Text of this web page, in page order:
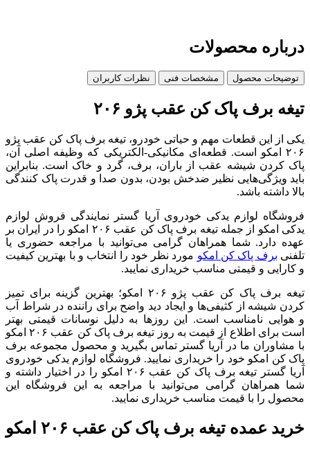
درباره محصولات
توضیحات محصول مشخصات فنی نظرات کاربران
تیغه برف پاک کن عقب پژو ۲۰۶
یکی از این قطعات مهم و حیاتی خودرو، تیغه برف پاک کن عقب پژو
۲۰۶ امکو است. قطعه‌­ای مکانیکی-الکتریکی که وظیفه اصلی آن،
پاک کردن شیشه­ عقب از باران، برف، گرد و خاک است. بنابراین
باید ویژگی‌هایی نظیر ضدخش بودن، بدون صدا و قدرت پاک کنندگی
بالا داشته باشد.
فروشگاه لوازم یدکی خودروی آریا گستر نمایندگی فروش لوازم
یدکی امکو از جمله تیغه برف پاک کن عقب ۲۰۶ امکو را در ایران بر
عهده دارد. شما همراهان گرامی می‌توانید با مراجعه حضوری یا
تلفنی برف پاک کن امکو مورد نظر خود را انتخاب و با بهترین کیفیت
و کارایی و قیمتی مناسب خریداری نمایید.
تیغه برف پاک کن عقب پژو ۲۰۶ امکو؛ بهترین گزینه برای تمیز
کردن شیشه از کثیفی‌ها و ایجاد دید واضح برای راننده در شراط آب
و هوایی نامناسب است. این روزها به دلیل نوسانات قیمتی بهتر
است برای اطلاع از قیمت به روز تیغه برف پاک کن عقب ۲۰۶ امکو
با مشاوران ما در آریا گستر تماس بگیرید و محصول مجموعه برف
پاک کن امکو خود را خریداری نمایید. فروشگاه لوازم یدکی خودروی
آریا گستر تیغه برف پاک کن عقب ۲۰۶ امکو را در اختیار داشته و
شما همراهان گرامی می‌توانید با مراجعه به این فروشگاه این
محصول را با قیمت مناسب خریداری نمایید.
خرید عمده تیغه برف پاک کن عقب ۲۰۶ امکو